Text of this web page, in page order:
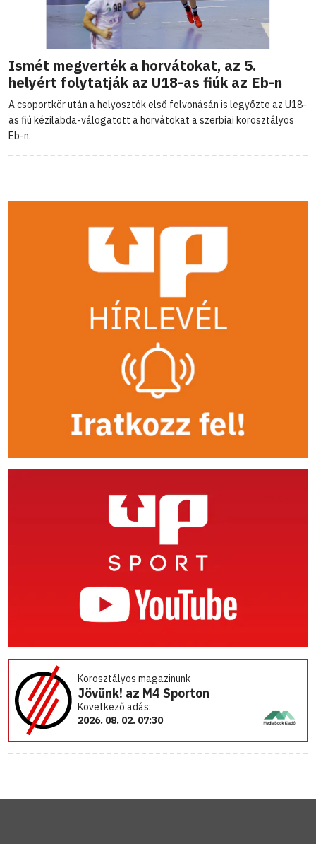
Ismét megverték a horvátokat, az 5.
helyért folytatják az U18-as fiúk az Eb-n
A csoportkör után a helyosztók első felvonásán is legyőzte az U18-
as fiú kézilabda-válogatott a horvátokat a szerbiai korosztályos
Eb-n.
Korosztályos magazinunk
Jövünk! az M4 Sporton
Következő adás:
2026. 08. 02. 07:30